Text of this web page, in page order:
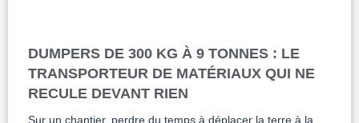
DUMPERS DE 300 KG À 9 TONNES : LE
TRANSPORTEUR DE MATÉRIAUX QUI NE
RECULE DEVANT RIEN
Sur un chantier, perdre du temps à déplacer la terre à la